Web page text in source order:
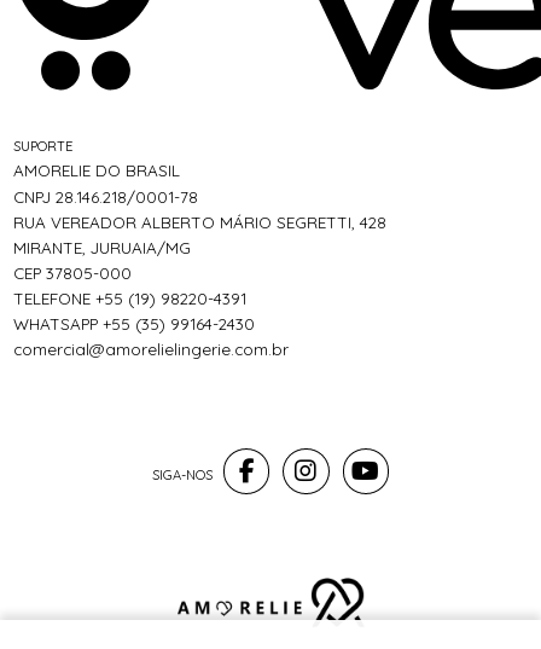
SUPORTE
AMORELIE DO BRASIL
CNPJ 28.146.218/0001-78
RUA VEREADOR ALBERTO MÁRIO SEGRETTI, 428
MIRANTE, JURUAIA/MG
CEP 37805-000
TELEFONE +55 (19) 98220-4391
WHATSAPP +55 (35) 99164-2430
comercial@amorelielingerie.com.br